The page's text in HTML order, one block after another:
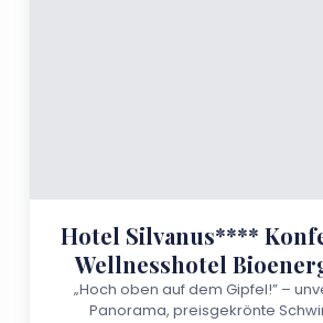
Hotel Silvanus****
Wellnesshotel
Zentrum
„Hoch oben auf dem Gipfel!” –
Panorama, preisgekrönte